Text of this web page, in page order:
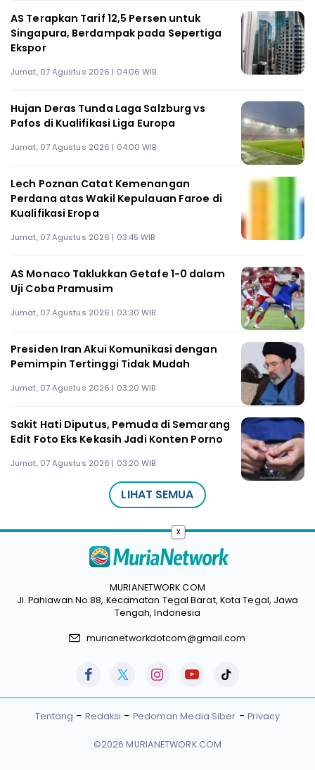
AS Terapkan Tarif 12,5 Persen untuk
Singapura, Berdampak pada Sepertiga
Ekspor
Jumat, 07 Agustus 2026 | 04:06 WIB
Hujan Deras Tunda Laga Salzburg vs
Pafos di Kualifikasi Liga Europa
Jumat, 07 Agustus 2026 | 04:00 WIB
Lech Poznan Catat Kemenangan
Perdana atas Wakil Kepulauan Faroe di
Kualifikasi Eropa
Jumat, 07 Agustus 2026 | 03:45 WIB
AS Monaco Taklukkan Getafe 1-0 dalam
Uji Coba Pramusim
Jumat, 07 Agustus 2026 | 03:30 WIB
Presiden Iran Akui Komunikasi dengan
Pemimpin Tertinggi Tidak Mudah
Jumat, 07 Agustus 2026 | 03:20 WIB
Sakit Hati Diputus, Pemuda di Semarang
Edit Foto Eks Kekasih Jadi Konten Porno
Jumat, 07 Agustus 2026 | 03:20 WIB
LIHAT SEMUA
MURIANETWORK.COM
Jl. Pahlawan No.88, Kecamatan Tegal Barat, Kota Tegal, Jawa
Tengah, Indonesia
murianetworkdotcom@gmail.com
Tentang Redaksi Pedoman Media Siber Privacy
©2026 MURIANETWORK.COM
x